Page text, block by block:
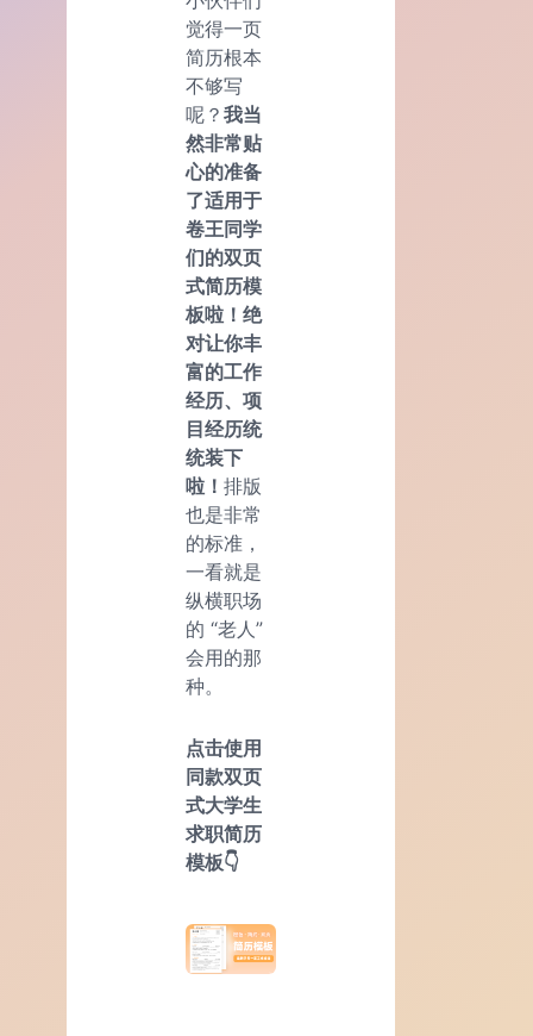
觉得一页
简历根本
不够写
呢？ 我当
然非常贴
心的准备
了适用于
卷王同学
们的双页
式简历模
板啦！绝
对让你丰
富的工作
经历、项
目经历统
统装下
啦！ 排版
也是非常
的标准，
一看就是
纵横职场
的 “老人”
会用的那
种。
点击使用
同款双页
式大学生
求职简历
模板👇